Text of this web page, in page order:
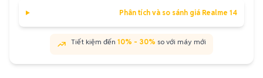
Phân tích và so sánh giá Realme 14
Tiết kiệm đến 10% - 30% so với máy mới